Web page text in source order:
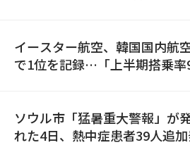
イースター航空、韓国国内航
で1位を記録…「上半期搭乗率
ソウル市「猛暑重大警報」が
れた4日、熱中症患者39人追